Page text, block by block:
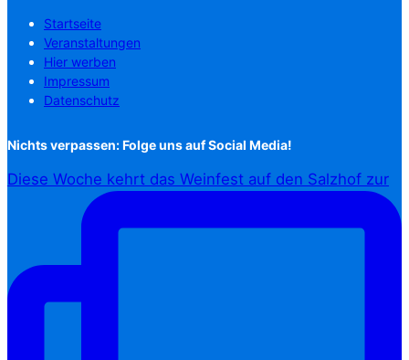
Startseite
Veranstaltungen
Hier werben
Impressum
Datenschutz
Nichts verpassen: Folge uns auf Social Media!
Diese Woche kehrt das Weinfest auf den Salzhof zur